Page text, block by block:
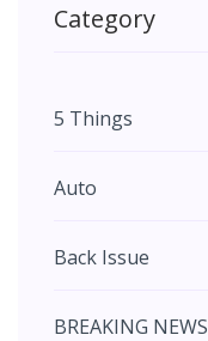
Category
5 Things
Auto
Back Issue
BREAKING NEWS